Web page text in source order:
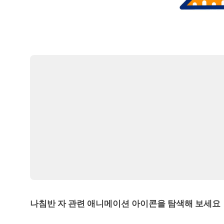
나침반 자 관련 애니메이션 아이콘을 탐색해 보세요